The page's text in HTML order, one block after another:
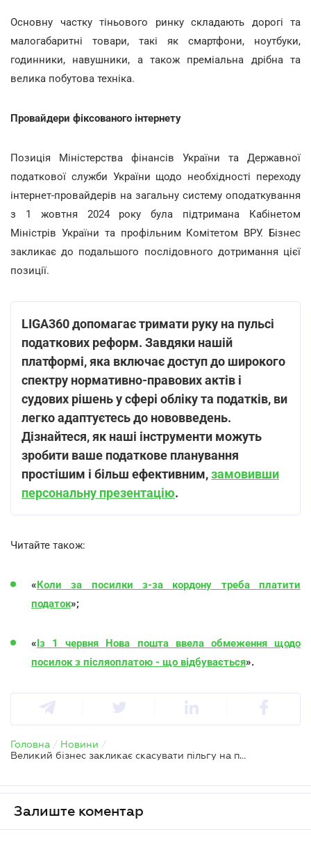
Основну частку тіньового ринку складають дорогі та
малогабаритні товари, такі як смартфони, ноутбуки,
годинники, навушники, а також преміальна дрібна та
велика побутова техніка.
Провайдери фіксованого інтернету
Позиція Міністерства фінансів України та Державної
податкової служби України щодо необхідності переходу
інтернет-провайдерів на загальну систему оподаткування
з 1 жовтня 2024 року була підтримана Кабінетом
Міністрів України та профільним Комітетом ВРУ. Бізнес
закликає до подальшого послідовного дотримання цієї
позиції.
LIGA360 допомагає тримати руку на пульсі
податкових реформ. Завдяки нашій
платформі, яка включає доступ до широкого
спектру нормативно-правових актів і
судових рішень у сфері обліку та податків, ви
легко адаптуєтесь до нововведень.
Дізнайтеся, як наші інструменти можуть
зробити ваше податкове планування
простішим і більш ефективним,замовивши
персональну презентацію.
Читайте також:
«Коли за посилки з-за кордону треба платити
податок»;
«Із 1 червня Нова пошта ввела обмеження щодо
посилок з післяоплатою - що відбувається».
Головна / Новини /
Великий бізнес закликає скасувати пільгу на посилки до 150 євро та посилити боротьбу з тіньовим ринком
Залиште коментар